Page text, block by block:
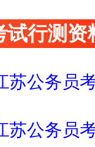
试行测资
苏公务员
苏公务员